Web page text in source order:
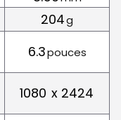
204g
6.3pouces
1080 x 2424